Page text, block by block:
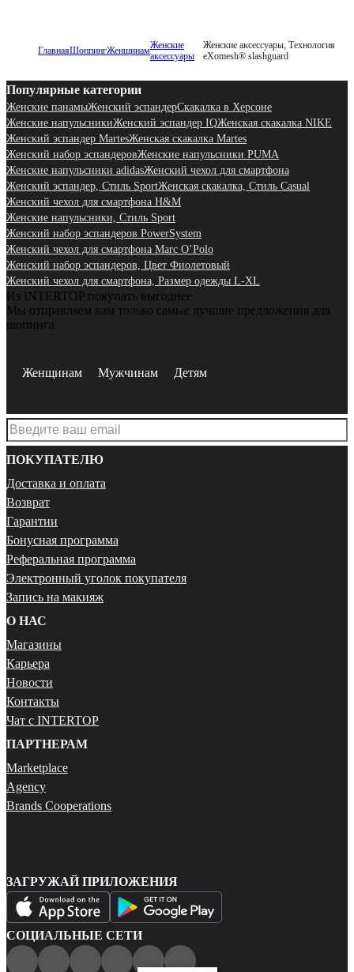
ГлавнаяШоппингЖенщинамЖенские
аксессуары
Женские аксессуары, Технология
eXomesh® slashguard
Популярные категории
Женские панамыЖенский эспандерСкакалка в Херсоне
Женские напульсникиЖенский эспандер IQЖенская скакалка NIKE
Женский эспандер MartesЖенская скакалка Martes
Женский набор эспандеровЖенские напульсники PUMA
Женские напульсники adidasЖенский чехол для смартфона
Женский эспандер, Стиль SportЖенская скакалка, Стиль Casual
Женский чехол для смартфона H&M
Женские напульсники, Стиль Sport
Женский набор эспандеров PowerSystem
Женский чехол для смартфона Marc O’Polo
Женский набор эспандеров, Цвет Фиолетовый
Женский чехол для смартфона, Размер одежды L-XL
Из INTERTOP покупать выгоднее
Мы отправляем вам только самые лучшие предложения для
шопинга
Женщинам Мужчинам Детям
ПОКУПАТЕЛЮ
Доставка и оплата
Возврат
Гарантии
Бонусная программа
Реферальная программа
Электронный уголок покупателя
Запись на макияж
О НАС
Магазины
Карьера
Новости
Контакты
Чат с INTERTOP
ПАРТНЕРАМ
Marketplace
Agency
Brands Cooperations
ЗАГРУЖАЙ ПРИЛОЖЕНИЯ
СОЦИАЛЬНЫЕ СЕТИ